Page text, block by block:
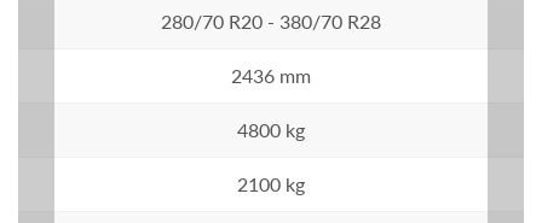
280/70 R20 - 380/70 R28
2436 mm
4800 kg
2100 kg